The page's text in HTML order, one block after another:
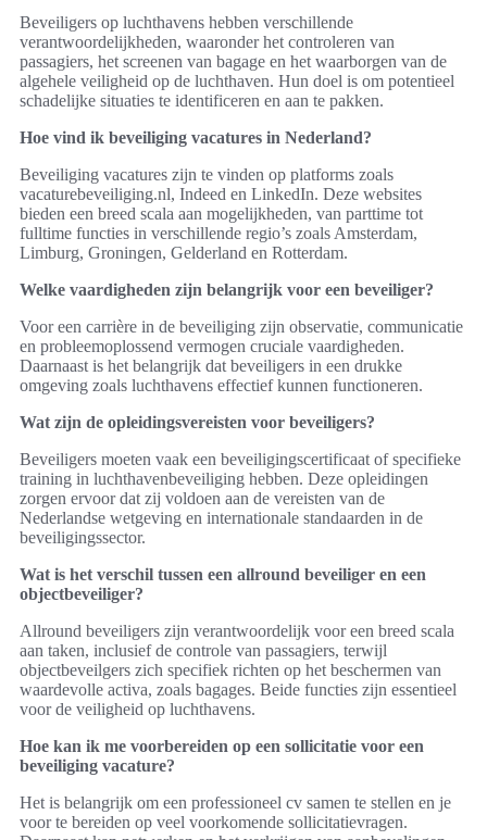
Beveiligers op luchthavens hebben verschillende
verantwoordelijkheden, waaronder het controleren van
passagiers, het screenen van bagage en het waarborgen van de
algehele veiligheid op de luchthaven. Hun doel is om potentieel
schadelijke situaties te identificeren en aan te pakken.
Hoe vind ik beveiliging vacatures in Nederland?
Beveiliging vacatures zijn te vinden op platforms zoals
vacaturebeveiliging.nl, Indeed en LinkedIn. Deze websites
bieden een breed scala aan mogelijkheden, van parttime tot
fulltime functies in verschillende regio’s zoals Amsterdam,
Limburg, Groningen, Gelderland en Rotterdam.
Welke vaardigheden zijn belangrijk voor een beveiliger?
Voor een carrière in de beveiliging zijn observatie, communicatie
en probleemoplossend vermogen cruciale vaardigheden.
Daarnaast is het belangrijk dat beveiligers in een drukke
omgeving zoals luchthavens effectief kunnen functioneren.
Wat zijn de opleidingsvereisten voor beveiligers?
Beveiligers moeten vaak een beveiligingscertificaat of specifieke
training in luchthavenbeveiliging hebben. Deze opleidingen
zorgen ervoor dat zij voldoen aan de vereisten van de
Nederlandse wetgeving en internationale standaarden in de
beveiligingssector.
Wat is het verschil tussen een allround beveiliger en een
objectbeveiliger?
Allround beveiligers zijn verantwoordelijk voor een breed scala
aan taken, inclusief de controle van passagiers, terwijl
objectbeveilgers zich specifiek richten op het beschermen van
waardevolle activa, zoals bagages. Beide functies zijn essentieel
voor de veiligheid op luchthavens.
Hoe kan ik me voorbereiden op een sollicitatie voor een
beveiliging vacature?
Het is belangrijk om een professioneel cv samen te stellen en je
voor te bereiden op veel voorkomende sollicitatievragen.